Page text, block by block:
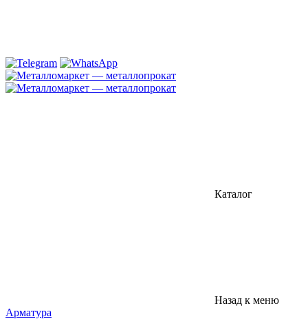
Каталог
Назад к меню
Арматура